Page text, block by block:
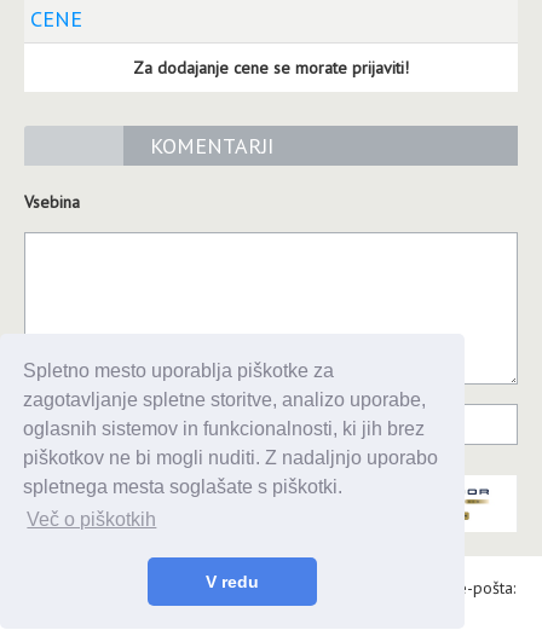
Spletno mesto uporablja piškotke za
zagotavljanje spletne storitve, analizo uporabe,
oglasnih sistemov in funkcionalnosti, ki jih brez
piškotkov ne bi mogli nuditi. Z nadaljnjo uporabo
spletnega mesta soglašate s piškotki.
Več o piškotkih
V redu
CENE
Za dodajanje cene se morate prijaviti!
KOMENTARJI
Vsebina
Alaris d.o.o., Topniška 14, Ljubljana, Tel.: 031 303 086, e-pošta:
urednik@enavtika.si